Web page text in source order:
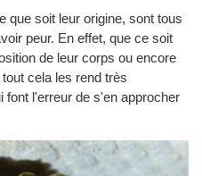
que soit leur origine, sont tous
peur. En effet, que ce soit
de leur corps ou encore
cela les rend très
font l'erreur de s'en approcher